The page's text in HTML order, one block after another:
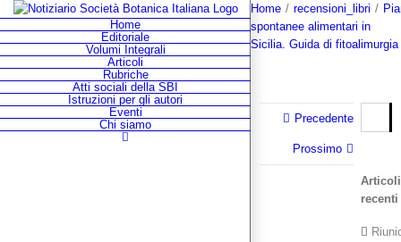
Salta
contenuto
Home
Editoriale
Volumi Integrali
Articoli
Rubriche
Atti sociali della SBI
Istruzioni per gli autori
Eventi
Chi siamo
Home / recensioni_libri /
spontanee alimentari in
Sicilia. Guida di fitoalimurgia
Precedente
Prossimo
per:
Articoli
recenti